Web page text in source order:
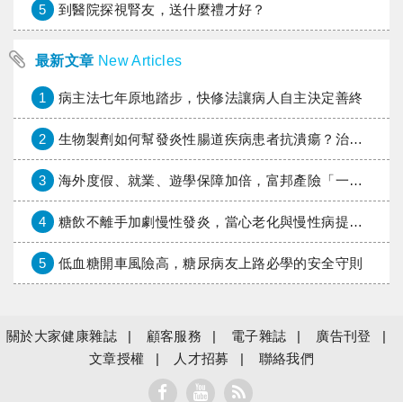
5 到醫院探視腎友，送什麼禮才好？
最新文章 New Articles
1 病主法七年原地踏步，快修法讓病人自主決定善終
2 生物製劑如何幫發炎性腸道疾病患者抗潰瘍？治療進展與健保給付困境一次看
3 海外度假、就業、遊學保障加倍，富邦產險「一期逐夢」專案加碼遠距醫療與緊急救援
4 糖飲不離手加劇慢性發炎，當心老化與慢性病提早報到
5 低血糖開車風險高，糖尿病友上路必學的安全守則
關於大家健康雜誌 顧客服務 電子雜誌
廣告刊登
文章授權
人才招募 聯絡我們